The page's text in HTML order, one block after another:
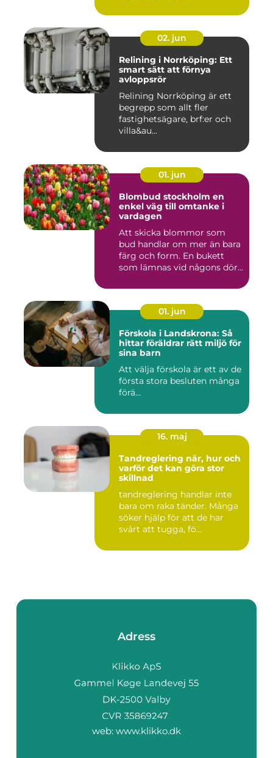
02. jun
Relining i Norrköping: Ett
smart sätt att förnya
avloppsrör
Relining Norrköping är ett
begrepp som allt fler
fastighetsägare, brf:er och
villa&au...
01. jun
Blombud stockholm en
enkel väg till omtanke i
vardagen
Att skicka blommor som
bud handlar om mer än bara
färg och form. En bukett
som lämnas vid någons dör...
01. jun
Förskola i Landskrona: Så
hittar föräldrar rätt miljö för
sina barn
Att välja förskola är ett av de
första stora besluten många
förä...
16. maj
Tandreglering när, hur och
varför det kan göra stor
skillnad
tandreglering handlar inte
bara om raka tänder. Många
söker hjälp för att de har
svårt att tugga, fö...
Adress
web: www.klikko.dk